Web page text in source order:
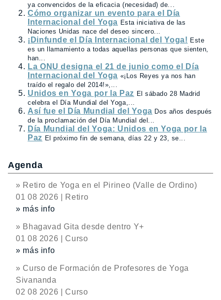
ya convencidos de la eficacia (necesidad) de...
Cómo organizar un evento para el Día
Internacional del Yoga Esta iniciativa de las
Naciones Unidas nace del deseo sincero...
¡Dinfunde el Día Internacional del Yoga! Este
es un llamamiento a todas aquellas personas que sienten,
han...
La ONU designa el 21 de junio como el Día
Internacional del Yoga «¡Los Reyes ya nos han
traído el regalo del 2014!»,...
Unidos en Yoga por la Paz El sábado 28 Madrid
celebra el Día Mundial del Yoga,...
Así fue el Día Mundial del Yoga Dos años después
de la proclamación del Día Mundial del...
Día Mundial del Yoga: Unidos en Yoga por la
Paz El próximo fin de semana, días 22 y 23, se...
Agenda
» Retiro de Yoga en el Pirineo (Valle de Ordino)
01 08 2026 | Retiro
» más info
» Bhagavad Gita desde dentro Y+
01 08 2026 | Curso
» más info
» Curso de Formación de Profesores de Yoga
Sivananda
02 08 2026 | Curso